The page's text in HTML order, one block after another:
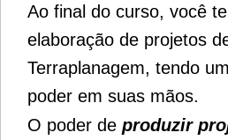
Ao final do curso, você
elaboração de projetos
Terraplanagem, tendo
poder em suas mãos.
O poder de produzir